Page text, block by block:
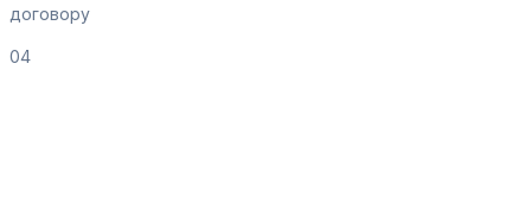
договору
04